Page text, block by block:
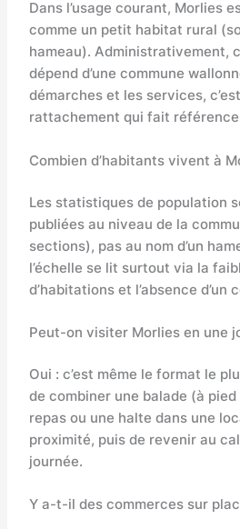
Dans l’usage courant, Morlies
comme un petit habitat rural
hameau). Administrativement,
dépend d’une commune
démarches et les services,
rattachement qui fait
Combien d’habitants vivent à
Les statistiques de population
publiées au niveau de la
sections), pas au nom d’un
l’échelle se lit surtout via la
d’habitations et l’absence d’un
Peut-on visiter Morlies en une
Oui : c’est même le format le
de combiner une balade (à
repas ou une halte dans une
proximité, puis de revenir au
journée.
Y a-t-il des commerces sur